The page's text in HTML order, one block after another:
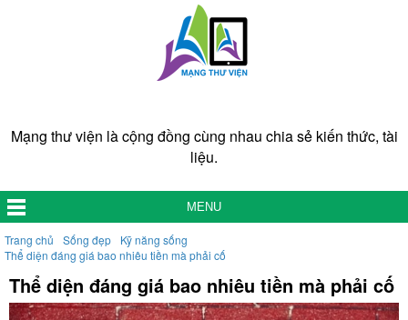
Mạng thư viện là cộng đồng cùng nhau chia sẻ kiến thức, tài
liệu.
MENU
Trang chủ Sống đẹp
Kỹ năng sống
Thể diện đáng giá bao nhiêu tiền mà phải cố
Thể diện đáng giá bao nhiêu tiền mà phải cố